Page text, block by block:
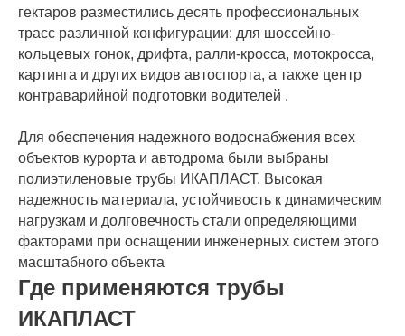
гектаров разместились десять профессиональных
трасс различной конфигурации: для шоссейно-
кольцевых гонок, дрифта, ралли-кросса, мотокросса,
картинга и других видов автоспорта, а также центр
контраварийной подготовки водителей .
Для обеспечения надежного водоснабжения всех
объектов курорта и автодрома были выбраны
полиэтиленовые трубы ИКАПЛАСТ. Высокая
надежность материала, устойчивость к динамическим
нагрузкам и долговечность стали определяющими
факторами при оснащении инженерных систем этого
масштабного объекта
Где применяются трубы
ИКАПЛАСТ